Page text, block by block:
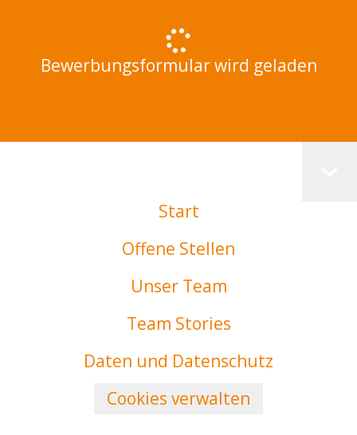
Bewerbungsformular wird geladen
Start
Offene Stellen
Unser Team
Team Stories
Daten und Datenschutz
Cookies verwalten